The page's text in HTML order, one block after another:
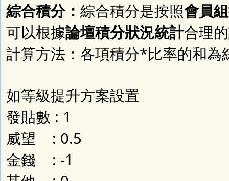
綜合積分： 綜合積分是按照會員
可以根據論壇積分狀況統計合理
計算方法：各項積分*比率的和為
如等級提升方案設置
發貼數 : 1
威望 : 0.5
金錢 : -1